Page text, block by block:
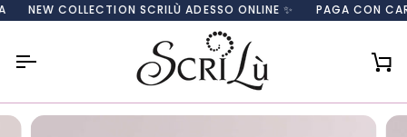
Salta
al
COLLECTION SCRILÙ ADESSO ONLINE ✨ PAGA CON CARTA,